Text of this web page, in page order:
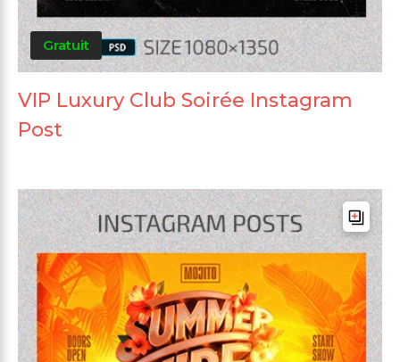
Gratuit
VIP Luxury Club Soirée Instagram
Post